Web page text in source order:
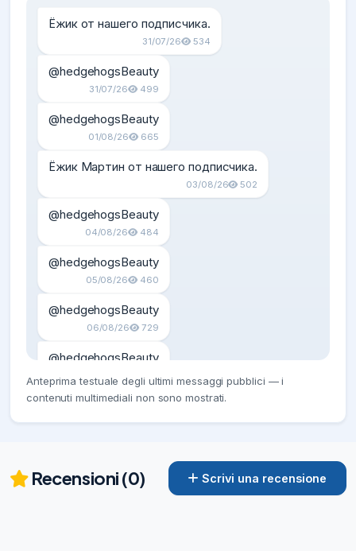
Ёжик от нашего подписчика.
31/07/26 534
@hedgehogsBeauty
31/07/26 499
@hedgehogsBeauty
01/08/26 665
Ёжик Мартин от нашего подписчика.
03/08/26 502
@hedgehogsBeauty
04/08/26 484
@hedgehogsBeauty
05/08/26 460
@hedgehogsBeauty
06/08/26 729
@hedgehogsBeauty
07/08/26 691
Anteprima testuale degli ultimi messaggi pubblici — i
contenuti multimediali non sono mostrati.
Recensioni (0) Scrivi una recensione